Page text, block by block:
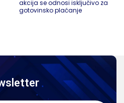
akcija se odnosi isključivo za
gotovinsko plaćanje